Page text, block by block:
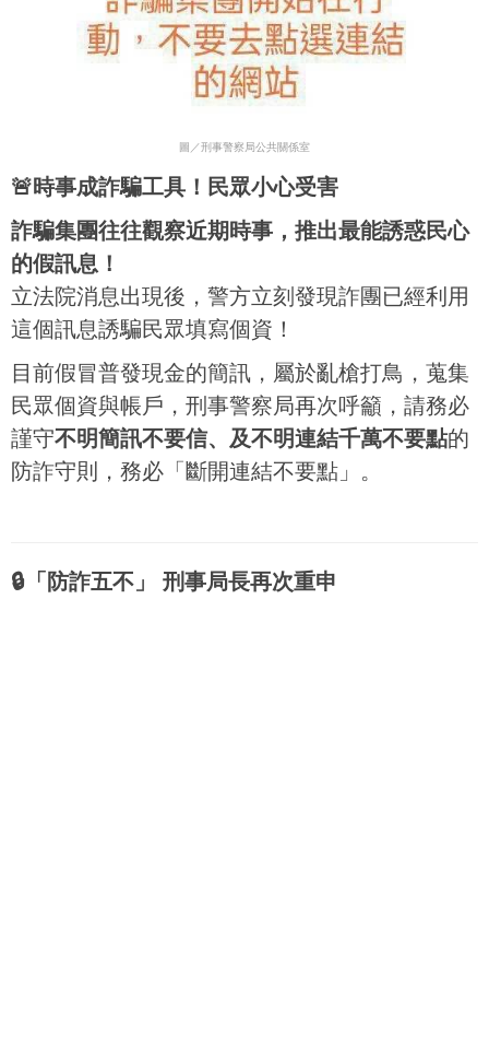
圖／刑事警察局公共關係室
🚨時事成詐騙工具！民眾小心受害
詐騙集團往往觀察近期時事，推出最能誘惑民心
的假訊息！
立法院消息出現後，警方立刻發現詐團已經利用
這個訊息誘騙民眾填寫個資！
目前假冒普發現金的簡訊，屬於亂槍打鳥，蒐集
民眾個資與帳戶，刑事警察局再次呼籲，請務必
謹守不明簡訊不要信、及不明連結千萬不要點的
防詐守則，務必「斷開連結不要點」。
🔒「防詐五不」 刑事局長再次重申